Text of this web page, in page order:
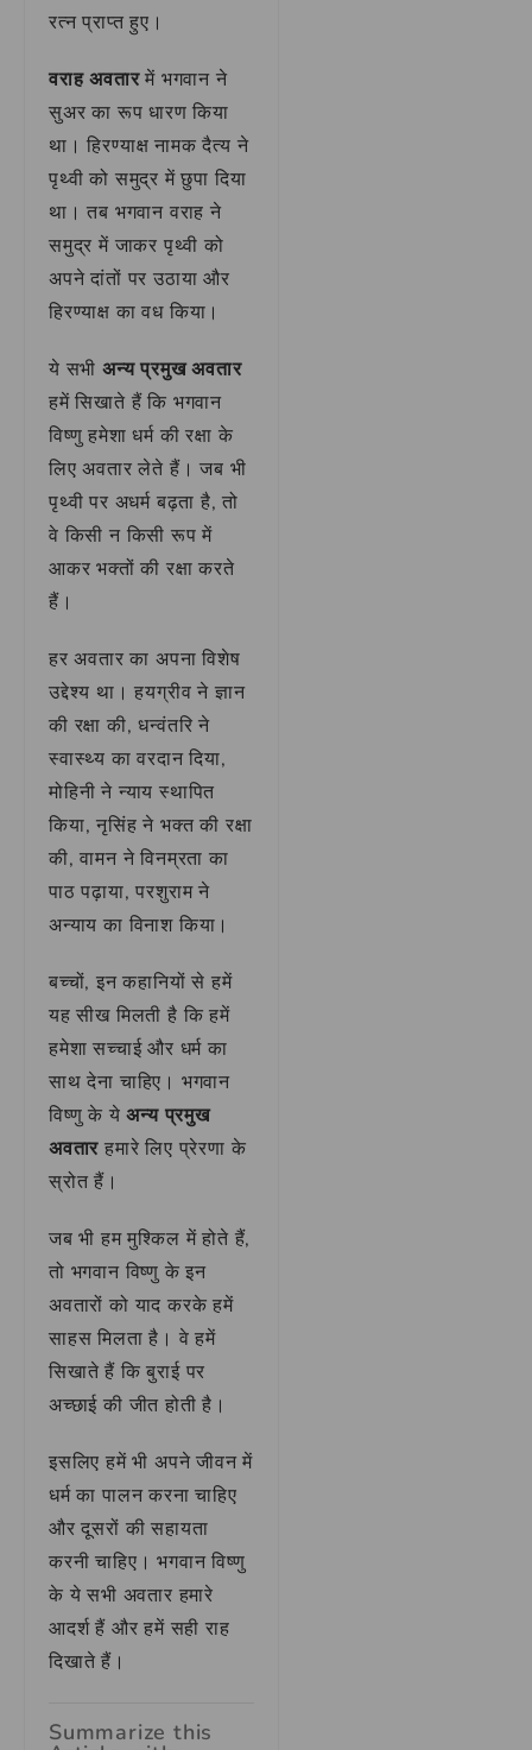
रत्न प्राप्त हुए।
वराह अवतारमें भगवान ने
सुअर का रूप धारण किया
था। हिरण्याक्ष नामक दैत्य ने
पृथ्वी को समुद्र में छुपा दिया
था। तब भगवान वराह ने
समुद्र में जाकर पृथ्वी को
अपने दांतों पर उठाया और
हिरण्याक्ष का वध किया।
ये सभी अन्य प्रमुख अवतार
हमें सिखाते हैं कि भगवान
विष्णु हमेशा धर्म की रक्षा के
लिए अवतार लेते हैं। जब भी
पृथ्वी पर अधर्म बढ़ता है, तो
वे किसी न किसी रूप में
आकर भक्तों की रक्षा करते
हैं।
हर अवतार का अपना विशेष
उद्देश्य था। हयग्रीव ने ज्ञान
की रक्षा की, धन्वंतरि ने
स्वास्थ्य का वरदान दिया,
मोहिनी ने न्याय स्थापित
किया, नृसिंह ने भक्त की रक्षा
की, वामन ने विनम्रता का
पाठ पढ़ाया, परशुराम ने
अन्याय का विनाश किया।
बच्चों, इन कहानियों से हमें
यह सीख मिलती है कि हमें
हमेशा सच्चाई और धर्म का
साथ देना चाहिए। भगवान
विष्णु के येअन्य प्रमुख
अवतार हमारे लिए प्रेरणा के
स्रोत हैं।
जब भी हम मुश्किल में होते हैं,
तो भगवान विष्णु के इन
अवतारों को याद करके हमें
साहस मिलता है। वे हमें
सिखाते हैं कि बुराई पर
अच्छाई की जीत होती है।
इसलिए हमें भी अपने जीवन में
धर्म का पालन करना चाहिए
और दूसरों की सहायता
करनी चाहिए। भगवान विष्णु
के ये सभी अवतार हमारे
आदर्श हैं और हमें सही राह
दिखाते हैं।
Summarize this